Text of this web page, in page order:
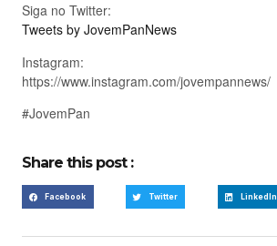
Siga no Twitter:
Tweets by JovemPanNews
Instagram:
https://www.instagram.com/jovempannews/
#JovemPan
Share this post :
Facebook Twitter LinkedIn